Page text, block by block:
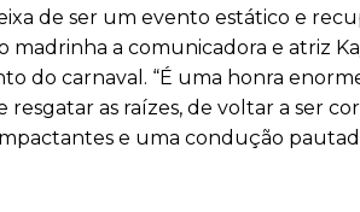
de ser um evento estático e
a comunicadora e atriz
do carnaval. “É uma honra
as raízes, de voltar a ser
e uma condução